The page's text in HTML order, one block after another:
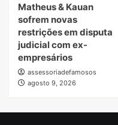
Matheus & Kauan
sofrem novas
restrições em disputa
judicial com ex-
empresários
assessoriadefamosos
agosto 9, 2026